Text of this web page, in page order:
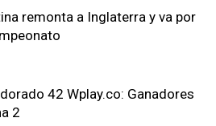
remonta a Inglaterra y va por
42 Wplay.co: Ganadores
2